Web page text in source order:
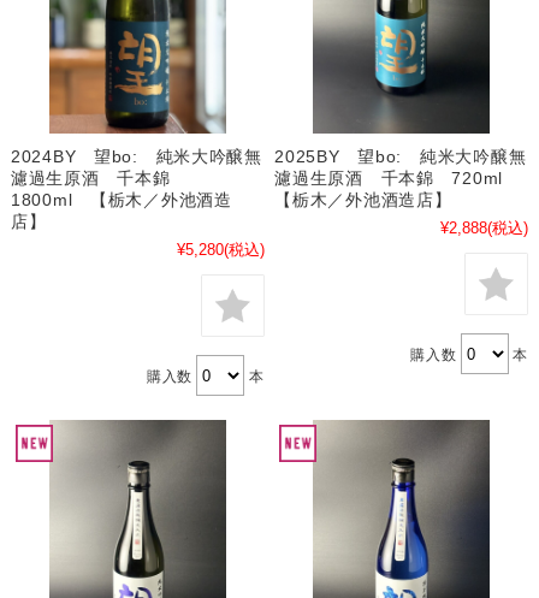
2024BY 望bo: 純米大吟醸無
濾過生原酒 千本錦
1800ml 【栃木／外池酒造
店】
¥5,280(税込)
購入数 本
2025BY 望bo: 純米大吟醸無
濾過生原酒 千本錦 720ml
【栃木／外池酒造店】
¥2,888(税込)
購入数 本